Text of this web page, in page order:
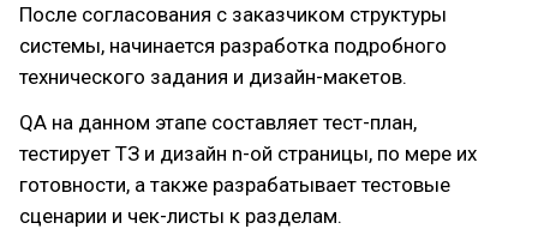
После согласования с заказчиком структуры
системы, начинается разработка подробного
технического задания и дизайн-макетов.
QA на данном этапе составляет тест-план,
тестирует ТЗ и дизайн n-ой страницы, по мере их
готовности, а также разрабатывает тестовые
сценарии и чек-листы к разделам.